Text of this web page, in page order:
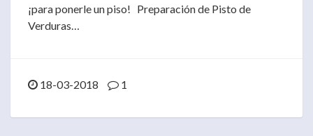
¡para ponerle un piso! Preparación de Pisto de
Verduras…
18-03-2018 1